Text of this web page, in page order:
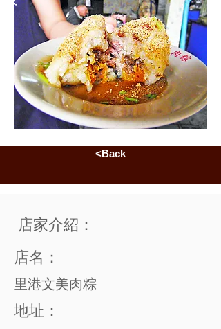
<Back
店家介紹：
店名：
里港文美肉粽
地址：